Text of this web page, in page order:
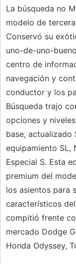
La búsqueda no
modelo de
Conservó su
uno-de-uno-
centro de
navegación y
conductor y los
Búsqueda trajo
opciones y
base,
equipamiento SL,
Especial S. Esta
premium del
los asientos para
característicos
compitió frente
mercado Dodge
Honda Odyssey,